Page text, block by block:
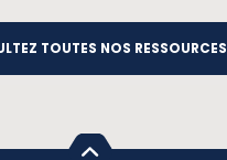
TOUTES NOS RESSOURCES